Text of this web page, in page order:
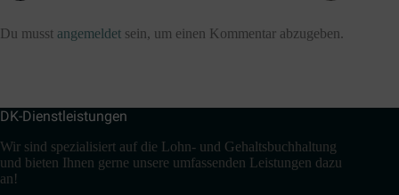
Du musst angemeldet sein, um einen Kommentar abzugeben.
DK-Dienstleistungen
Wir sind spezialisiert auf die Lohn- und Gehaltsbuchhaltung
und bieten Ihnen gerne unsere umfassenden Leistungen dazu
an!